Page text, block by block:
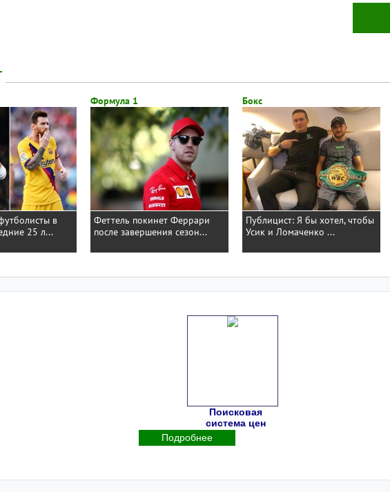
в
25 л...
Формула 1
Феттель покинет Феррари
после завершения сезон...
Бокс
Публицист: Я бы хотел, чтобы
Усик и Ломаченко ...
Поисковая
система цен
Подробнее